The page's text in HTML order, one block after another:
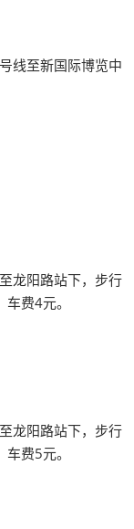
线至新国际博览中
龙阳路站下，步行
费4元。
龙阳路站下，步行
费5元。